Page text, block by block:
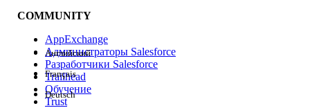
Возможности
COMMUNITY
AppExchange
Администраторы Salesforce
Разработчики Salesforce
Trailhead
Обучение
Trust
Английский
Français
Deutsch